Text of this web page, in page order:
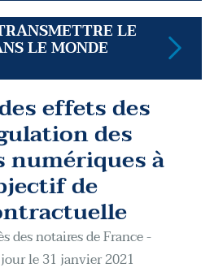
LE
LE MONDE
effets des
des
numériques à
de
des notaires de France -
le 31 janvier 2021